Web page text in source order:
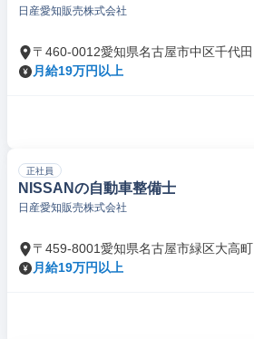
日産愛知販売株式会社
〒460-0012愛知県名古屋市中区千代田
月給19万円以上
正社員
NISSANの自動車整備士
日産愛知販売株式会社
〒459-8001愛知県名古屋市緑区大高町
月給19万円以上